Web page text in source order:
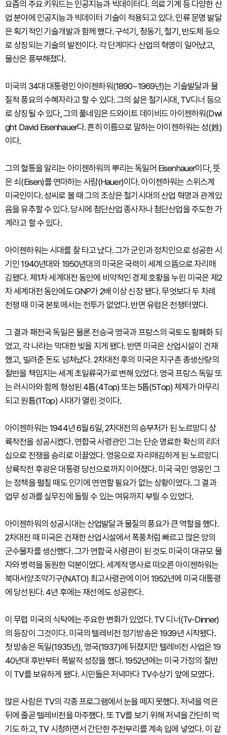
요즘의 주요 키워드는 인공지능과 빅데이터다. 의료 기계 등 다양한 산
업 분야에 인공지능과 빅데이터 기술이 적용되고 있다. 인류 문명 발달
은 획기적인 기술개발과 함께 했다. 구석기, 청동기, 철기, 반도체 등으
로 상징되는 기술의 발전이다. 각 단계마다 산업의 혁명이 일어났고,
물산은 풍부해졌다.
미국의 34대 대통령인 아이젠하워(1890~1969년)는 기술발달과 물
질적 풍요의 수혜자라고 할 수 있다. 그의 삶은 철기시대, TV디너 등으
로 상징될 수 있다, 그의 풀네임은 드와이트 데이비드 아이젠하워(Dwi
ght David Eisenhauer다. 흔히 이름으로 말하는 아이젠하워는 성(姓)
이다.
그의 혈통을 알리는 아이젠하워의 뿌리는 독일어 Eisenhauer이다, 뜻
은 쇠(Eisen)를 연마하는 사람(Hauer)이다. 아이젠하워는 스위스계
미국인이다. 성씨로 볼 때 그의 조상은 철기시대의 산업 혁명과 관계있
음을 유추할 수 있다. 당시에 첨단산업 종사자나 첨단산업을 주도한 가
계라고 할 수 있다.
아이젠하워는 시대를 잘 타고 났다. 그가 군인과 정치인으로 성공한 시
기인 1940년대와 1950년대의 미국은 국력이 세계 으뜸으로 자리매
김됐다. 제1차 세계대전 동안에 비약적인 경제 호황을 누린 미국은 제2
차 세계대전 동안에도 GNP가 2배 이상 신장 됐다. 무엇보다 두 차례
전쟁 때 미국 본토에서는 전투가 없었다. 반면 유럽은 전쟁터였다.
그 결과 패전국 독일은 물론 전승국 영국과 프랑스의 국토도 황폐화 되
었고, 각 나라는 막대한 빚을 지게 됐다. 반면 미국은 산업시설이 건재
했고, 빌려준 돈도 넘쳐났다. 2차대전 후의 미국은 지구촌 총생산량의
절반을 책임지는 세계 초일류국가로 변해 있었다. 영국 프랑스 독일 또
는 러시아와 함께 형성된 4톱(4Top) 또는 5톱(5Top) 체제가 마무리
되고 원톱(1Top) 시대가 열린 것이다.
아이젠하워는 1944년 6월 6일, 2차대전의 승부처가 된 노르망디 상
륙작전을 성공시켰다. 연합국 사령관인 그는 단순 명료한 확신의 리더
십으로 전쟁을 승리로 이끌었다. 영웅으로 자리매김하게 된 노르망디
상륙작전 후광은 대통령 당선으로까지 이어졌다. 미국 국민 영웅인 그
는 정책을 펼칠 때도 인기에 연연할 필요가 없는 상황이었다. 그 결과
업무 성과를 실무진에 돌릴 수 있는 여유까지 부릴 수 있었다.
아이젠하워의 성공시대는 산업발달과 물질의 풍요가 큰 역할을 했다.
2차대전 때 미국은 건재한 산업시설에서 폭풍처럼 빠르고 많은 양의
군수물자를 생산했다. 그가 연합국 사령관이 된 것도 미국이 대규모 물
자와 병력을 동원한 덕분이었다. 세계적 명사로 떠오른 아이젠하워는
북대서양조약기구(NATO) 최고사령관에 이어 1952년에 미국 대통령
에 당선된다. 4년 후에는 재선에도 성공한다.
이 무렵 미국의 식탁에는 주요한 변화가 있었다. TV 디너(Tv-Dinner)
의 등장이 그것이다. 미국의 텔레비전 정기방송은 1939년 시작됐다.
첫 방송은 독일(1935년), 영국(1937)에 뒤졌지만 텔레비전 사업은 19
40년대 후반부터 폭발적 성장을 했다. 1952년에는 미국 가정의 절반
이 TV를 보유하게 됐다. 시민들은 저녁마다 TV수상기 앞에 모였다.
많은 사람은 TV의 각종 프로그램에서 눈을 떼지 못했다. 저녁을 먹은
뒤에 줄곧 텔레비전을 마주했다. 또 TV를 보기 위해 저녁을 간단히 먹
기도 하고, TV 시청하면서 간단한 주전부리를 계속 입에 넣었다. 이 같